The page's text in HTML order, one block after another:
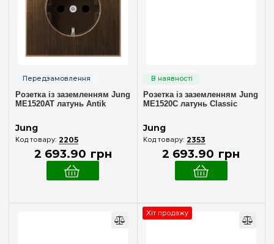
Розетка із заземленням Jung
ME1520AT латунь Antik
Jung
2205
2 693.90 грн
Розетка із заземленням Jung
ME1520C латунь Classic
Jung
2353
2 693.90 грн
Хіт продажу